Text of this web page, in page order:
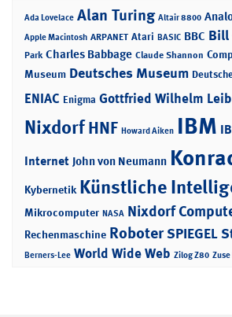
Ada Lovelace Alan Turing Altair 8800
Apple Macintosh ARPANET Atari BASIC BBC Bill
Park Charles Babbage Claude Shannon
Museum Deutsches Museum
ENIAC Enigma Gottfried Wilhelm
NixdorfHNF Howard Aiken IBM
Internet John von Neumann
Kybernetik Künstliche
Mikrocomputer NASA Nixdorf
Rechenmaschine RoboterSPIEGEL
Berners-Lee World Wide Web Zilog Z80 Zuse